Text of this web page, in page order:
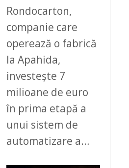
Rondocarton,
companie care
operează o fabrică
la Apahida,
investește 7
milioane de euro
în prima etapă a
unui sistem de
automatizare a…